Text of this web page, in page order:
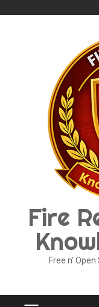
Fire
Free n'